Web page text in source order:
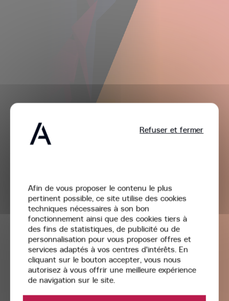
Acta
Groupe
Afin de vous proposer le contenu le plus
pertinent possible, ce site utilise des cookies
techniques nécessaires à son bon
fonctionnement ainsi que des cookies tiers à
des fins de statistiques, de publicité ou de
personnalisation pour vous proposer offres et
services adaptés à vos centres d'intérêts. En
cliquant sur le bouton accepter, vous nous
autorisez à vous offrir une meilleure expérience
de navigation sur le site.
Refuser et fermer